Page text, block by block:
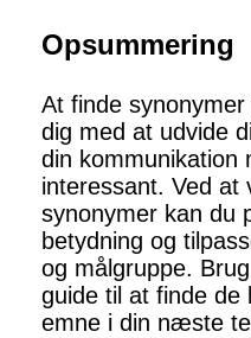
Opsummering
At finde
dig med at udvide
din kommunikation
interessant. Ved
synonymer kan du
betydning og
og målgruppe.
guide til at finde de
emne i din næste